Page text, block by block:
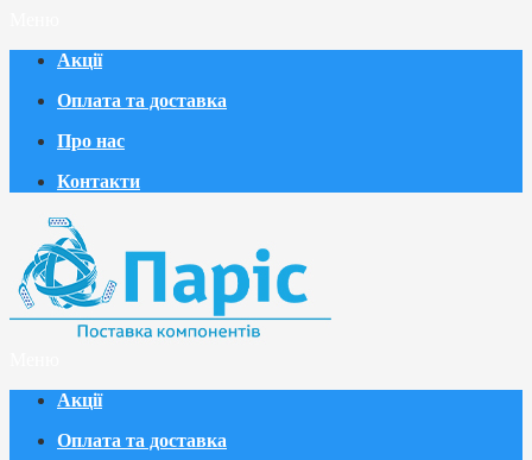
Акції
Оплата та доставка
Про нас
Контакти
Акції
Оплата та доставка